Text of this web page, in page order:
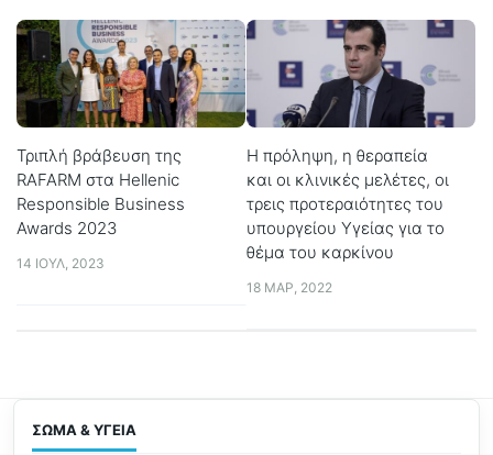
Τριπλή βράβευση της
RAFARM στα Hellenic
Responsible Business
Awards 2023
14 ΙΟΎΛ, 2023
Η πρόληψη, η θεραπεία
και οι κλινικές μελέτες, οι
τρεις προτεραιότητες του
υπουργείου Υγείας για το
θέμα του καρκίνου
18 ΜΑΡ, 2022
ΣΏΜΑ & ΥΓΕΊΑ